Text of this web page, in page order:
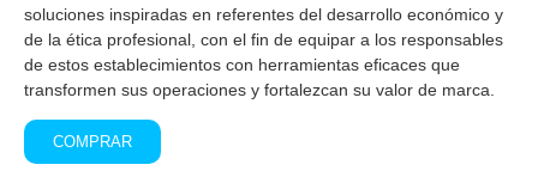
soluciones inspiradas en referentes del desarrollo económico y
de la ética profesional, con el fin de equipar a los responsables
de estos establecimientos con herramientas eficaces que
transformen sus operaciones y fortalezcan su valor de marca.
COMPRAR